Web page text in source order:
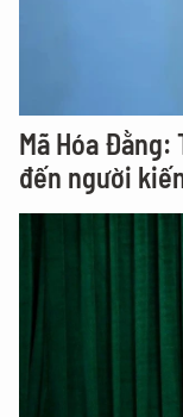
Mã Hóa
đến người